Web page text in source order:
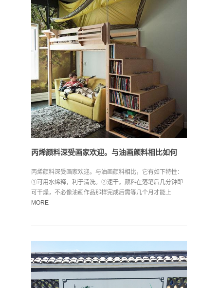
丙烯颜料深受画家欢迎。与油画颜料相比如何
丙烯颜料深受画家欢迎。与油画颜料相比，它有如下特性：
①可用水烯释，利于清洗。②速干。颜料在落笔后几分钟即
可干燥，不必像油画作品那样完成后需等几个月才能上
光。...
MORE